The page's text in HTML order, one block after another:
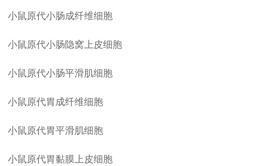
小鼠原代小肠成纤维细胞
小鼠原代小肠隐窝上皮细胞
小鼠原代小肠平滑肌细胞
小鼠原代胃成纤维细胞
小鼠原代胃平滑肌细胞
小鼠原代胃黏膜上皮细胞